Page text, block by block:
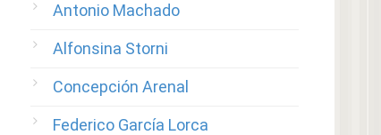
Antonio Machado
Alfonsina Storni
Concepción Arenal
Federico García Lorca